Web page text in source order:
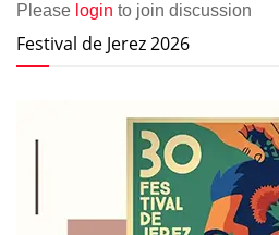
Please login to join discussion
Festival de Jerez 2026